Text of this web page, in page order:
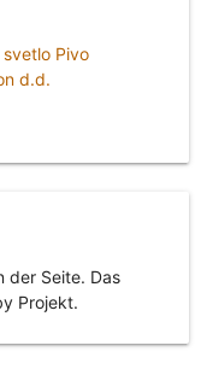
Pivo
d.d.
der Seite. Das
Projekt.